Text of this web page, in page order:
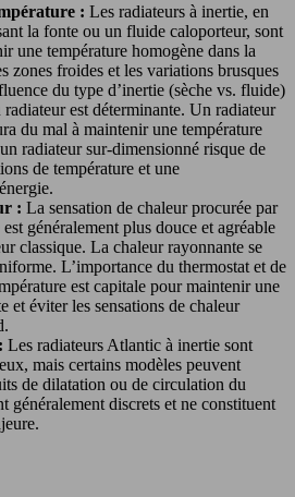
: Les radiateurs à inertie, en
la fonte ou un fluide caloporteur, sont
une température homogène dans la
zones froides et les variations brusques
du type d’inertie (sèche vs. fluide)
radiateur est déterminante. Un radiateur
du mal à maintenir une température
radiateur sur-dimensionné risque de
de température et une
: La sensation de chaleur procurée par
généralement plus douce et agréable
classique. La chaleur rayonnante se
L’importance du thermostat et de
est capitale pour maintenir une
et éviter les sensations de chaleur
Les radiateurs Atlantic à inertie sont
mais certains modèles peuvent
de dilatation ou de circulation du
généralement discrets et ne constituent